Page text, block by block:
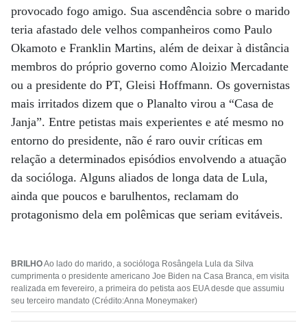
provocado fogo amigo. Sua ascendência sobre o marido
teria afastado dele velhos companheiros como Paulo
Okamoto e Franklin Martins, além de deixar à distância
membros do próprio governo como Aloizio Mercadante
ou a presidente do PT, Gleisi Hoffmann. Os governistas
mais irritados dizem que o Planalto virou a “Casa de
Janja”. Entre petistas mais experientes e até mesmo no
entorno do presidente, não é raro ouvir críticas em
relação a determinados episódios envolvendo a atuação
da socióloga. Alguns aliados de longa data de Lula,
ainda que poucos e barulhentos, reclamam do
protagonismo dela em polêmicas que seriam evitáveis.
BRILHOAo lado do marido, a socióloga Rosângela Lula da Silva
cumprimenta o presidente americano Joe Biden na Casa Branca, em visita
realizada em fevereiro, a primeira do petista aos EUA desde que assumiu
seu terceiro mandato (Crédito:Anna Moneymaker)